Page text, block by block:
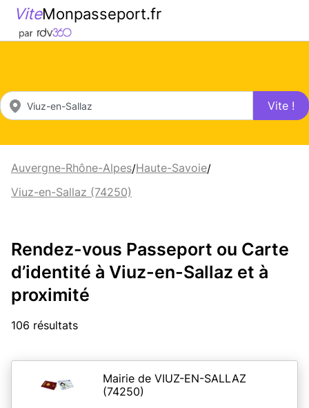
ViteMonpasseport.fr
Vite !
Auvergne-Rhône-Alpes/Haute-Savoie/
Viuz-en-Sallaz (74250)
Rendez-vous Passeport ou Carte
d’identité à Viuz-en-Sallaz et à
proximité
106 résultats
Mairie de VIUZ-EN-SALLAZ
(74250)